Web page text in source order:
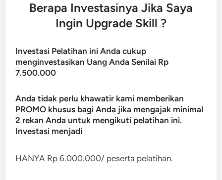
Berapa Investasinya Jika Saya
Ingin Upgrade Skill ?
Investasi Pelatihan ini Anda cukup
menginvestasikan Uang Anda Senilai Rp
7.500.000
Anda tidak perlu khawatir kami memberikan
PROMO khusus bagi Anda jika mengajak minimal
2 rekan Anda untuk mengikuti pelatihan ini.
Investasi menjadi
HANYA Rp 6.000.000/ peserta pelatihan.